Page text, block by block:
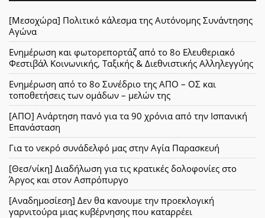
[Μεσοχώρα] Πολιτικό κάλεσμα της Αυτόνομης Συνάντησης
Αγώνα
Ενημέρωση και φωτορεπορτάζ από το 8ο Ελευθεριακό
Φεστιβάλ Κοινωνικής, Ταξικής & Διεθνιστικής Αλληλεγγύης
Ενημέρωση από το 8ο Συνέδριο της ΑΠΟ – ΟΣ και
τοποθετήσεις των ομάδων – μελών της
[ΑΠΟ] Ανάρτηση πανό για τα 90 χρόνια από την Ισπανική
Επανάσταση
Για το νεκρό συνάδελφό μας στην Αγία Παρασκευή
[Θεσ/νίκη] Διαδήλωση για τις κρατικές δολοφονίες στο
Άργος και στον Ασπρόπυργο
[Αναδημοσίεση] Δεν θα κανουμε την προεκλογική
γαρνιτούρα μιας κυβέρνησης που καταρρέει